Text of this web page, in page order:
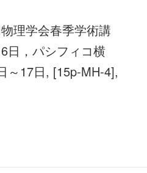
理学会春季学術講
日，パシフィコ横
～17日, [15p-MH-4],